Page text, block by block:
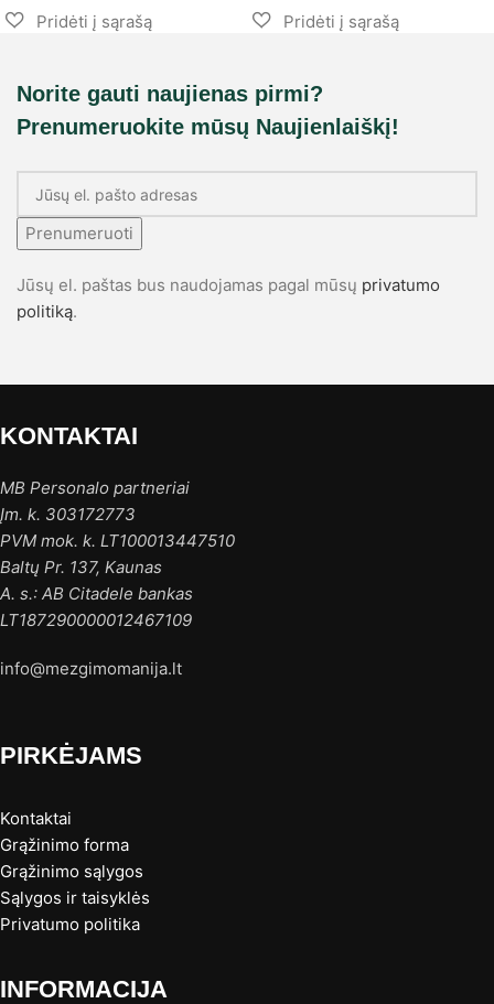
Norite gauti naujienas pirmi?
Prenumeruokite mūsų Naujienlaiškį!
Prenumeruoti
Jūsų el. paštas bus naudojamas pagal mūsų privatumo
politiką.
KONTAKTAI
MB Personalo partneriai
Įm. k. 303172773
PVM mok. k. LT100013447510
Baltų Pr. 137, Kaunas
A. s.: AB Citadele bankas
LT187290000012467109
info@mezgimomanija.lt
PIRKĖJAMS
Kontaktai
Grąžinimo forma
Grąžinimo sąlygos
Sąlygos ir taisyklės
Privatumo politika
INFORMACIJA